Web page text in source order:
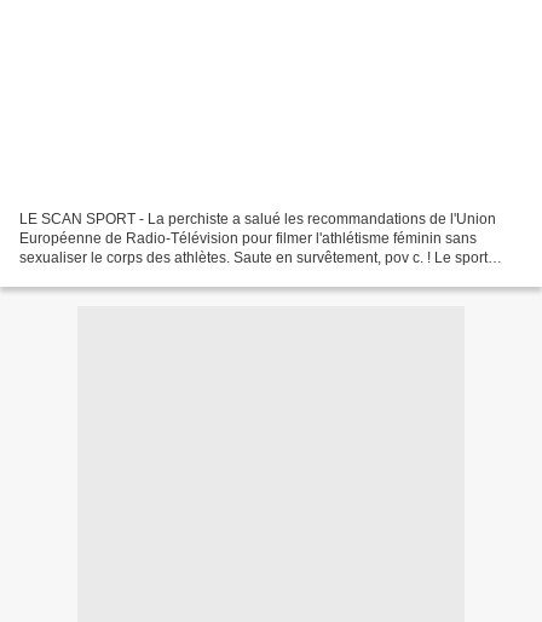
LE SCAN SPORT - La perchiste a salué les recommandations de l'Union
Européenne de Radio-Télévision pour filmer l'athlétisme féminin sans
sexualiser le corps des athlètes. Saute en survêtement, pov c. ! Le sport